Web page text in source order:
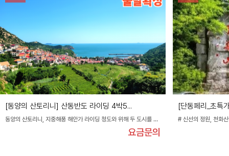
[동양의 산토리니] 산동반도 라이딩 4박5...
동양의 산토리니, 지중해풍 해안가 라이딩 청도와 위해 두 도시를 자전거로...
요금문의
[단동페리_초특